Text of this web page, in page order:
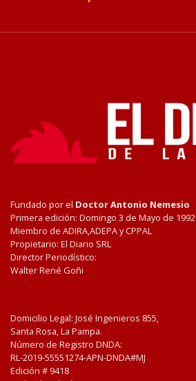
Fundado por el Doctor Antonio Nemesio
Primera edición: Domingo 3 de Mayo de 1992
Miembro de ADIRA,ADEPA y CPPAL
Propietario: El Diario SRL
Director Periodístico:
Walter René Goñi
Domicilio Legal: José Ingenieros 855,
Santa Rosa, La Pampa.
Número de Registro DNDA:
RL-2019-55551274-APN-DNDA#MJ
Edición # 9418